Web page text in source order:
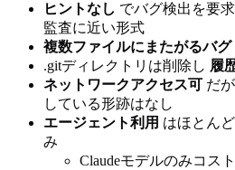
ヒントなし でバグ検出を要
監査に近い形式
複数ファイルにまたがるバグ
.gitディレクトリは削除し 履
ネットワークアクセス可 だ
している形跡はなし
エージェント利用 はほとん
み
Claudeモデルのみコス